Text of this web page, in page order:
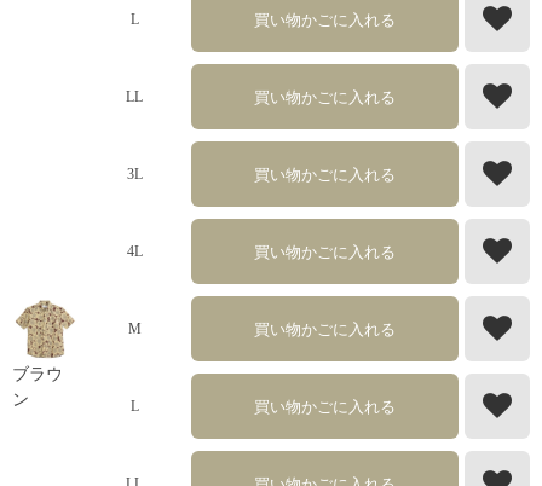
L 買い物かごに入れる
LL 買い物かごに入れる
3L 買い物かごに入れる
4L 買い物かごに入れる
ブラウ
ン
M 買い物かごに入れる
L 買い物かごに入れる